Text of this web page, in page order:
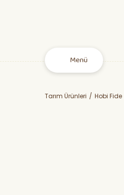
Menü
Tarım Ürünleri Hobi Fide